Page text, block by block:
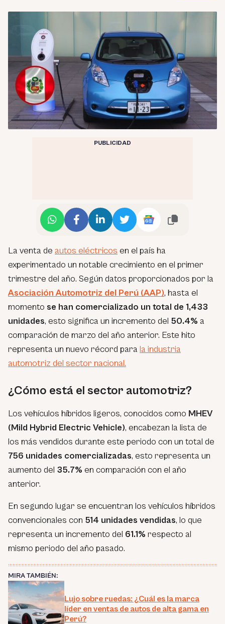
PUBLICIDAD
La venta de autos eléctricos en el país ha
experimentado un notable crecimiento en el primer
trimestre del año. Según datos proporcionados por la
Asociación Automotriz del Perú (AAP), hasta el
momento se han comercializado un total de 1,433
unidades, esto significa un incremento del 50.4% a
comparación de marzo del año anterior. Este hito
representa un nuevo récord para la industria
automotriz del sector nacional.
¿Cómo está el sector automotriz?
Los vehículos híbridos ligeros, conocidos como MHEV
(Mild Hybrid Electric Vehicle), encabezan la lista de
los más vendidos durante este periodo con un total de
756 unidades comercializadas, esto representa un
aumento del 35.7% en comparación con el año
anterior.
En segundo lugar se encuentran los vehículos híbridos
convencionales con 514 unidades vendidas, lo que
representa un incremento del 61.1% respecto al
mismo periodo del año pasado.
MIRA TAMBIÉN:
Lujo sobre ruedas: ¿Cuál es la marca
líder en ventas de autos de alta gama en
Perú?